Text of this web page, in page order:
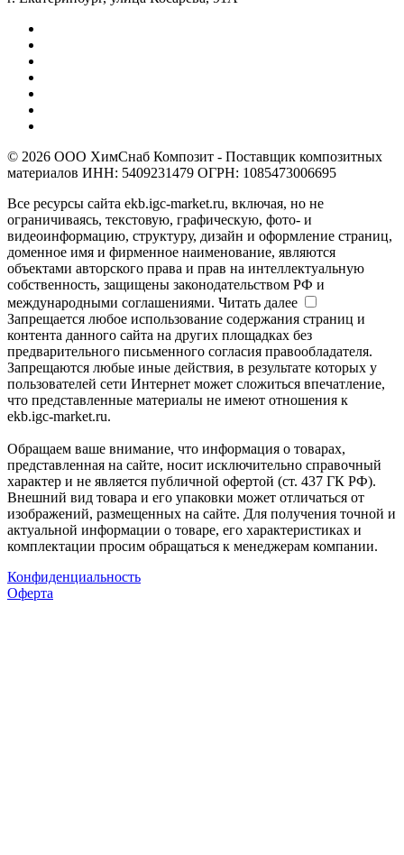
© 2026 ООО ХимСнаб Композит - Поставщик композитных
материалов ИНН: 5409231479 ОГРН: 1085473006695
Все ресурсы сайта ekb.igc-market.ru, включая, но не
ограничиваясь, текстовую, графическую, фото- и
видеоинформацию, структуру, дизайн и оформление страниц,
доменное имя и фирменное наименование, являются
объектами авторского права и прав на интеллектуальную
собственность, защищены законодательством РФ и
международными соглашениями. Читать далее
Запрещается любое использование содержания страниц и
контента данного сайта на других площадках без
предварительного письменного согласия правообладателя.
Запрещаются любые иные действия, в результате которых у
пользователей сети Интернет может сложиться впечатление,
что представленные материалы не имеют отношения к
ekb.igc-market.ru.
Обращаем ваше внимание, что информация о товарах,
представленная на сайте, носит исключительно справочный
характер и не является публичной офертой (ст. 437 ГК РФ).
Внешний вид товара и его упаковки может отличаться от
изображений, размещенных на сайте. Для получения точной и
актуальной информации о товаре, его характеристиках и
комплектации просим обращаться к менеджерам компании.
Конфиденциальность
Оферта